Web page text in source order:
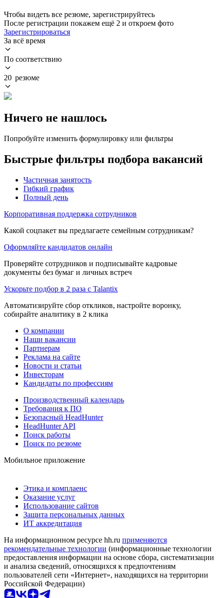
Чтобы видеть все резюме, зарегистрируйтесь
После регистрации покажем ещё 2 и откроем фото
Зарегистрироваться
За всё время
По соответствию
20 резюме
Ничего не нашлось
Попробуйте изменить формулировку или фильтры
Быстрые фильтры подбора вакансий
Частичная занятость
Гибкий график
Полный день
Корпоративная поддержка сотрудников
Какой соцпакет вы предлагаете семейным сотрудникам?
Оформляйте кандидатов онлайн
Проверяйте сотрудников и подписывайте кадровые
документы без бумаг и личных встреч
Ускорьте подбор в 2 раза с Talantix
Автоматизируйте сбор откликов, настройте воронку,
собирайте аналитику в 2 клика
О компании
Наши вакансии
Партнерам
Реклама на сайте
Новости и статьи
Инвесторам
Кандидаты по профессиям
Производственный календарь
Требования к ПО
Безопасный HeadHunter
HeadHunter API
Поиск работы
Поиск по резюме
Мобильное приложение
Этика и комплаенс
Оказание услуг
Использование сайтов
Защита персональных данных
ИТ аккредитация
На информационном ресурсе hh.ru применяются
рекомендательные технологии (информационные технологии
предоставления информации на основе сбора, систематизации
и анализа сведений, относящихся к предпочтениям
пользователей сети «Интернет», находящихся на территории
Российской Федерации)